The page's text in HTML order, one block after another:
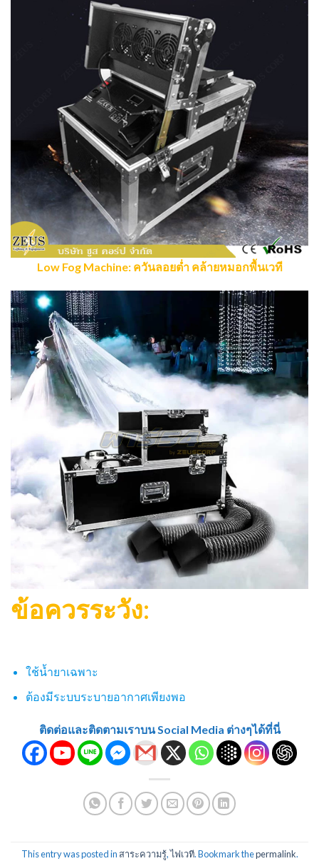
Low Fog Machine: ควันลอยต่ำ คล้ายหมอกพื้นเวที
ข้อควรระวัง:
ใช้น้ำยาเฉพาะ
ต้องมีระบบระบายอากาศเพียงพอ
ติดต่อและติดตามเราบน Social Media ต่างๆได้ที่นี่
This entry was posted in สาระความรู้,ไฟเวที. Bookmark thepermalink.